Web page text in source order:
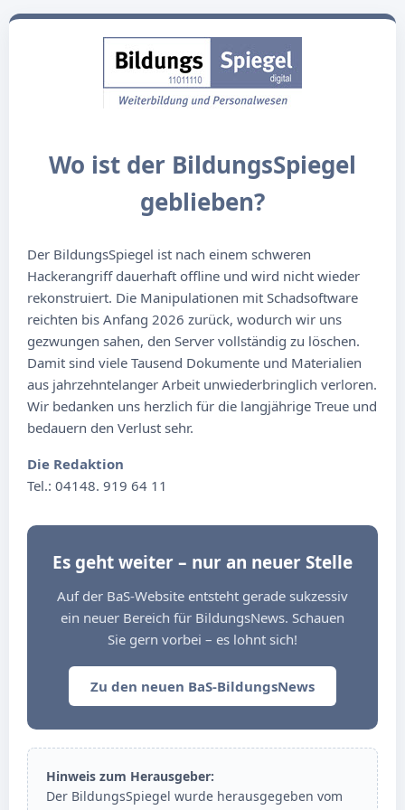
Wo ist der BildungsSpiegel
geblieben?
Der BildungsSpiegel ist nach einem schweren
Hackerangriff dauerhaft offline und wird nicht wieder
rekonstruiert. Die Manipulationen mit Schadsoftware
reichten bis Anfang 2026 zurück, wodurch wir uns
gezwungen sahen, den Server vollständig zu löschen.
Damit sind viele Tausend Dokumente und Materialien
aus jahrzehntelanger Arbeit unwiederbringlich verloren.
Wir bedanken uns herzlich für die langjährige Treue und
bedauern den Verlust sehr.
Die Redaktion
Tel.: 04148. 919 64 11
Es geht weiter – nur an neuer Stelle
Auf der BaS-Website entsteht gerade sukzessiv
ein neuer Bereich für BildungsNews. Schauen
Sie gern vorbei – es lohnt sich!
Zu den neuen BaS-BildungsNews
Hinweis zum Herausgeber:
Der BildungsSpiegel wurde herausgegeben vom